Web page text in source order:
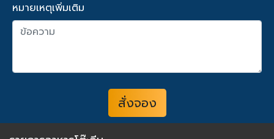
หมายเหตุเพิ่มเติม
สั่งจอง